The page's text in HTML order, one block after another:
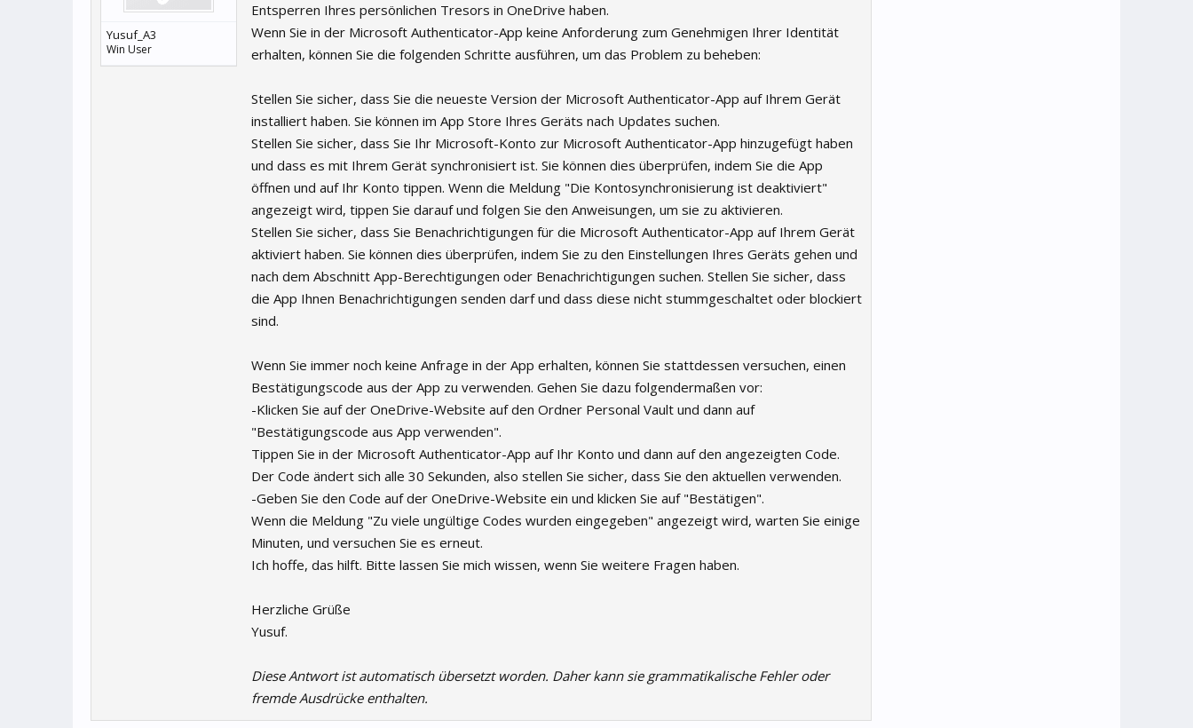
Yusuf_A3
Win User
Entsperren Ihres persönlichen Tresors in OneDrive haben.
Wenn Sie in der Microsoft Authenticator-App keine Anforderung zum Genehmigen Ihrer Identität
erhalten, können Sie die folgenden Schritte ausführen, um das Problem zu beheben:
Stellen Sie sicher, dass Sie die neueste Version der Microsoft Authenticator-App auf Ihrem Gerät
installiert haben. Sie können im App Store Ihres Geräts nach Updates suchen.
Stellen Sie sicher, dass Sie Ihr Microsoft-Konto zur Microsoft Authenticator-App hinzugefügt haben
und dass es mit Ihrem Gerät synchronisiert ist. Sie können dies überprüfen, indem Sie die App
öffnen und auf Ihr Konto tippen. Wenn die Meldung "Die Kontosynchronisierung ist deaktiviert"
angezeigt wird, tippen Sie darauf und folgen Sie den Anweisungen, um sie zu aktivieren.
Stellen Sie sicher, dass Sie Benachrichtigungen für die Microsoft Authenticator-App auf Ihrem Gerät
aktiviert haben. Sie können dies überprüfen, indem Sie zu den Einstellungen Ihres Geräts gehen und
nach dem Abschnitt App-Berechtigungen oder Benachrichtigungen suchen. Stellen Sie sicher, dass
die App Ihnen Benachrichtigungen senden darf und dass diese nicht stummgeschaltet oder blockiert
sind.
Wenn Sie immer noch keine Anfrage in der App erhalten, können Sie stattdessen versuchen, einen
Bestätigungscode aus der App zu verwenden. Gehen Sie dazu folgendermaßen vor:
-Klicken Sie auf der OneDrive-Website auf den Ordner Personal Vault und dann auf
"Bestätigungscode aus App verwenden".
Tippen Sie in der Microsoft Authenticator-App auf Ihr Konto und dann auf den angezeigten Code.
Der Code ändert sich alle 30 Sekunden, also stellen Sie sicher, dass Sie den aktuellen verwenden.
-Geben Sie den Code auf der OneDrive-Website ein und klicken Sie auf "Bestätigen".
Wenn die Meldung "Zu viele ungültige Codes wurden eingegeben" angezeigt wird, warten Sie einige
Minuten, und versuchen Sie es erneut.
Ich hoffe, das hilft. Bitte lassen Sie mich wissen, wenn Sie weitere Fragen haben.
Herzliche Grüße
Yusuf.
Diese Antwort ist automatisch übersetzt worden. Daher kann sie grammatikalische Fehler oder
fremde Ausdrücke enthalten.